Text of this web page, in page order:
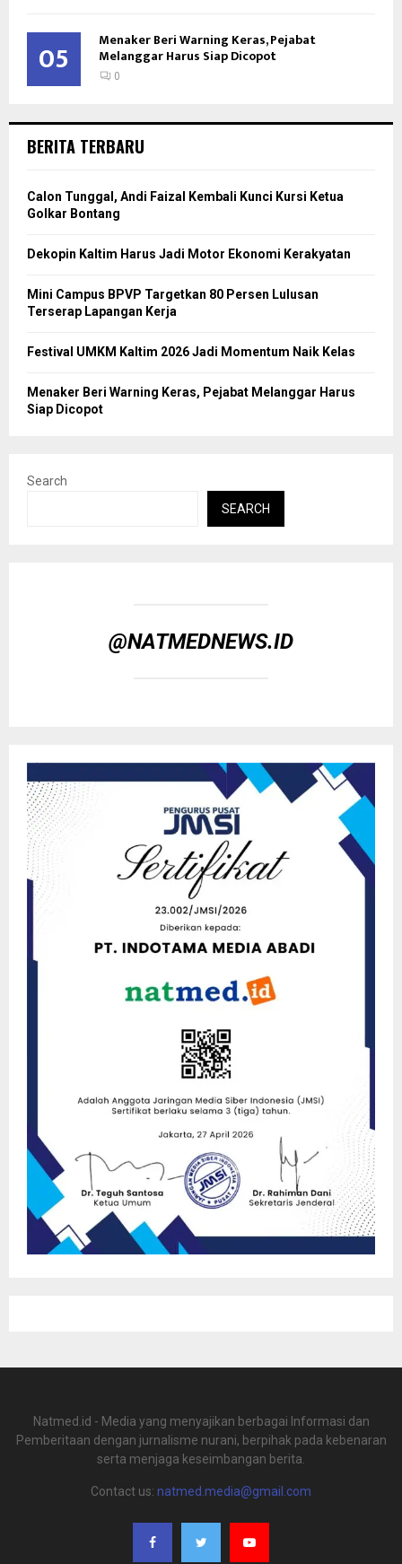
05 Menaker Beri Warning Keras, Pejabat
Melanggar Harus Siap Dicopot
0
BERITA TERBARU
Calon Tunggal, Andi Faizal Kembali Kunci Kursi Ketua
Golkar Bontang
Dekopin Kaltim Harus Jadi Motor Ekonomi Kerakyatan
Mini Campus BPVP Targetkan 80 Persen Lulusan
Terserap Lapangan Kerja
Festival UMKM Kaltim 2026 Jadi Momentum Naik Kelas
Menaker Beri Warning Keras, Pejabat Melanggar Harus
Siap Dicopot
Search
SEARCH
@NATMEDNEWS.ID
Natmed.id - Media yang menyajikan berbagai Informasi dan
Pemberitaan dengan jurnalisme nurani, berpihak pada kebenaran
serta menjaga keseimbangan berita.
Contact us: natmed.media@gmail.com